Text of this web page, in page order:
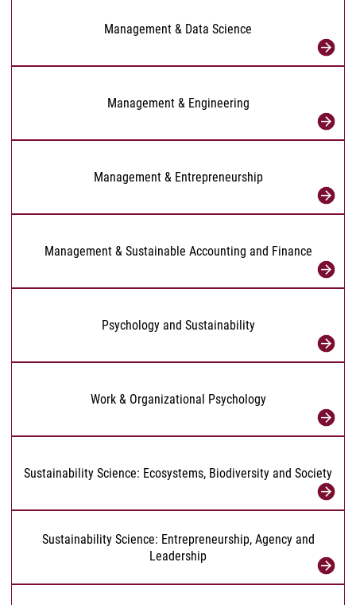
Management & Data Science
Management & Engineering
Management & Entrepreneurship
Management & Sustainable Accounting and Finance
Psychology and Sustainability
Work & Organizational Psychology
Sustainability Science: Ecosystems, Biodiversity and Society
Sustainability Science: Entrepreneurship, Agency and
Leadership